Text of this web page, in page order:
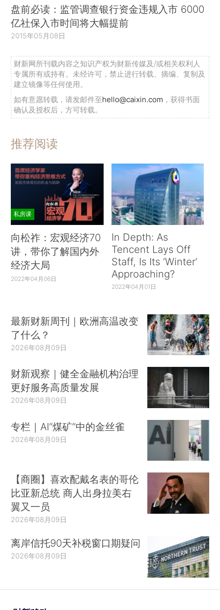
盘前必读：监管调查银行资金违规入市 6000
亿社保入市时间将大幅提前
2015年05月08日
财新网所刊载内容之知识产权为财新传媒及/或相关权利人
专属所有或持有。未经许可，禁止进行转载、摘编、复制及
建立镜像等任何使用。
如有意愿转载，请发邮件至hello@caixin.com ，获得书面
确认及授权后，方可转载。
推荐阅读
私房课
向松祚：宏观经济70
讲，带你了解国内外
经济大局
2022年04月06日
In Depth: As
Tencent Lays Off
Staff, Is Its ‘Winter’
Approaching?
2022年04月01日
最新财新周刊｜欧洲高温改变
了什么？
2026年08月09日
财新观察｜健全金融机构治理
更好服务高质量发展
2026年08月09日
专栏｜AI“煤矿”中的金丝雀
2026年08月09日
【商圈】喜欢配戴名表的哥伦
比亚新总统 商人出身拉美右
翼又一员
2026年08月09日
离岸信托90天补税窗口期疑问
2026年08月09日